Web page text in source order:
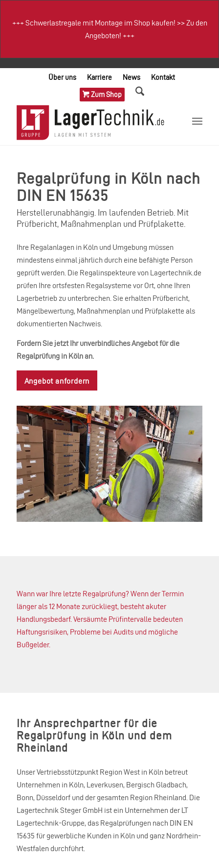
+++Schwerlastregale mit Montage im Shop kaufen! >>Zu den
Angeboten! +++
Über uns Karriere News Kontakt
Zum Shop
Regalprüfung in Köln nach
DIN EN 15635
Herstellerunabhängig. Im laufenden Betrieb. Mit
Prüfbericht, Maßnahmenplan und Prüfplakette.
Ihre Regalanlagen in Köln und Umgebung müssen
mindestens einmal jährlich durch eine befähigte Person
geprüft werden. Die Regalinspekteure von Lagertechnik.de
prüfen Ihre ortsfesten Regalsysteme vor Ort, ohne Ihren
Lagerbetrieb zu unterbrechen. Sie erhalten Prüfbericht,
Mängelbewertung, Maßnahmenplan und Prüfplakette als
dokumentierten Nachweis.
Fordern Sie jetzt Ihr unverbindliches Angebot für die
Regalprüfung in Köln an.
Angebot anfordern
Wann war Ihre letzte Regalprüfung? Wenn der Termin
länger als 12 Monate zurückliegt, besteht akuter
Handlungsbedarf. Versäumte Prüfintervalle bedeuten
Haftungsrisiken, Probleme bei Audits und mögliche
Bußgelder.
Ihr Ansprechpartner für die
Regalprüfung in Köln und dem
Rheinland
Unser Vertriebsstützpunkt Region West in Köln betreut
Unternehmen in Köln, Leverkusen, Bergisch Gladbach,
Bonn, Düsseldorf und der gesamten Region Rheinland. Die
Lagertechnik Steger GmbH ist ein Unternehmen der LT
Lagertechnik-Gruppe, das Regalprüfungen nach DIN EN
15635 für gewerbliche Kunden in Köln und ganz Nordrhein-
Westfalen durchführt.